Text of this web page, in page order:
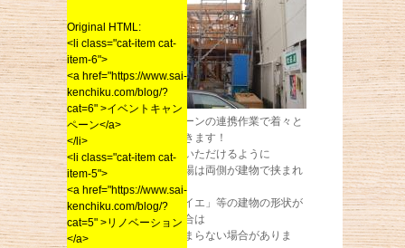
スタッフとクレーンの連携作業で着々と
作業が進んでいきます！
上の写真で見ていただけるように
今回建築中の現場は両側が建物で挟まれ
ているため
「１３４０万のイエ」等の建物の形状が
決まっている場合は
うまく土地に収まらない場合がありま
Original HTML:
<li class="cat-item cat-
item-6">
<a href="https://www.sai-
kenchiku.com/blog/?
cat=6" >イベントキャン
ペーン</a>
</li>
<li class="cat-item cat-
item-5">
<a href="https://www.sai-
kenchiku.com/blog/?
cat=5" >リノベーション
</a>